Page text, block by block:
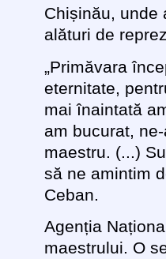
Chișinău, unde
alături de
„Primăvara
eternitate,
mai înaintată
am bucurat,
maestru. (...)
să ne amintim
Ceban.
Agenția
maestrului. O